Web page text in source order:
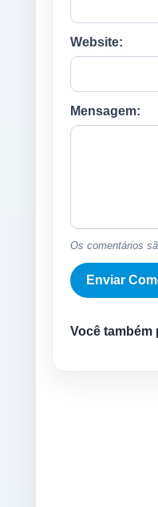
Website:
Mensagem:
Os comentários
Você